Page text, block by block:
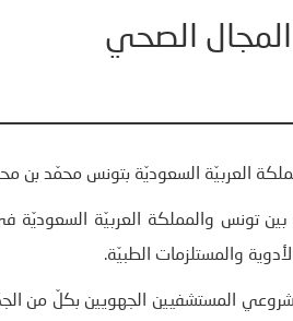
الصحي
العربيّة السعوديّة بتونس محمّد بن
تونس والمملكة العربيّة
والمستلزمات الطبيّة.
مشروعي المستشفيين الجهويين بكلّ من